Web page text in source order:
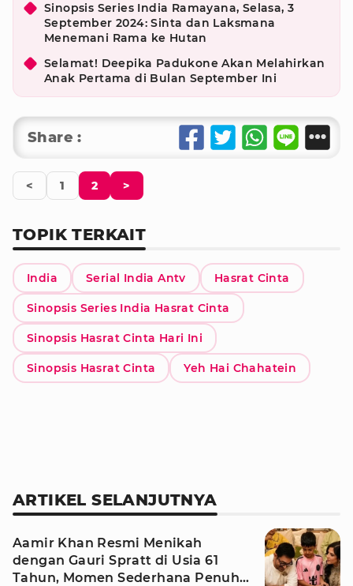
Sinopsis Series India Ramayana, Selasa, 3
September 2024: Sinta dan Laksmana
Menemani Rama ke Hutan
Selamat! Deepika Padukone Akan Melahirkan
Anak Pertama di Bulan September Ini
Share :
< 1 2 >
TOPIK TERKAIT
India Serial India Antv Hasrat Cinta
Sinopsis Series India Hasrat Cinta
Sinopsis Hasrat Cinta Hari Ini
Sinopsis Hasrat Cinta Yeh Hai Chahatein
ARTIKEL SELANJUTNYA
Aamir Khan Resmi Menikah
dengan Gauri Spratt di Usia 61
Tahun, Momen Sederhana Penuh